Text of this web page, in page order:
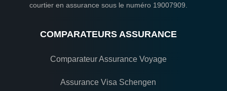
courtier en assurance sous le numéro 19007909.
COMPARATEURS ASSURANCE
Comparateur Assurance Voyage
Assurance Visa Schengen